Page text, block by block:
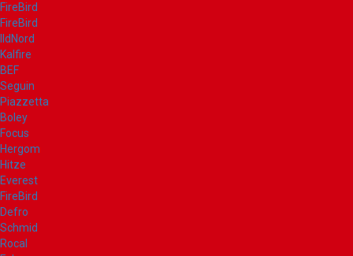
FireBird
FireBird
IldNord
Kalfire
BEF
Seguin
Piazzetta
Boley
Focus
Hergom
Hitze
Everest
FireBird
Defro
Schmid
Rocal